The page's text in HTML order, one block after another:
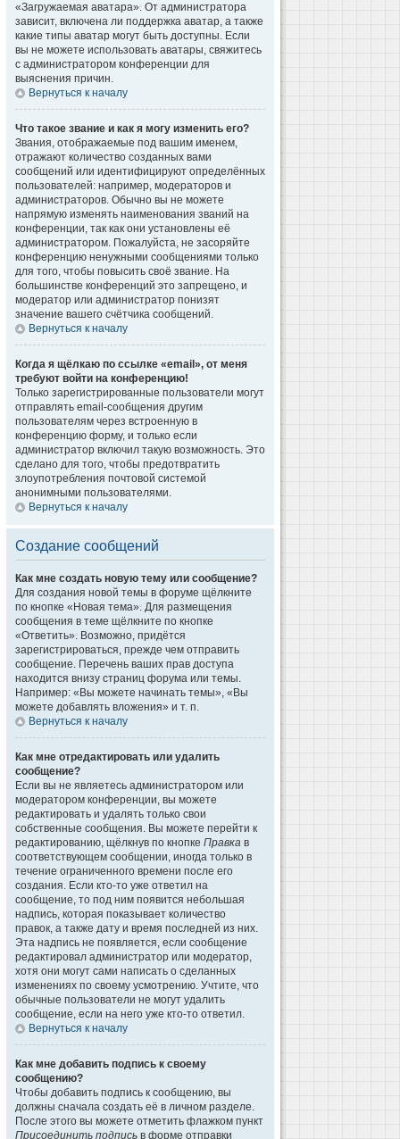
«Загружаемая аватара». От администратора
зависит, включена ли поддержка аватар, а также
какие типы аватар могут быть доступны. Если
вы не можете использовать аватары, свяжитесь
с администратором конференции для
выяснения причин.
Вернуться к началу
Что такое звание и как я могу изменить его?
Звания, отображаемые под вашим именем,
отражают количество созданных вами
сообщений или идентифицируют определённых
пользователей: например, модераторов и
администраторов. Обычно вы не можете
напрямую изменять наименования званий на
конференции, так как они установлены её
администратором. Пожалуйста, не засоряйте
конференцию ненужными сообщениями только
для того, чтобы повысить своё звание. На
большинстве конференций это запрещено, и
модератор или администратор понизят
значение вашего счётчика сообщений.
Вернуться к началу
Когда я щёлкаю по ссылке «email», от меня
требуют войти на конференцию!
Только зарегистрированные пользователи могут
отправлять email-сообщения другим
пользователям через встроенную в
конференцию форму, и только если
администратор включил такую возможность. Это
сделано для того, чтобы предотвратить
злоупотребления почтовой системой
анонимными пользователями.
Вернуться к началу
Создание сообщений
Как мне создать новую тему или сообщение?
Для создания новой темы в форуме щёлкните
по кнопке «Новая тема». Для размещения
сообщения в теме щёлкните по кнопке
«Ответить». Возможно, придётся
зарегистрироваться, прежде чем отправить
сообщение. Перечень ваших прав доступа
находится внизу страниц форума или темы.
Например: «Вы можете начинать темы», «Вы
можете добавлять вложения» и т. п.
Вернуться к началу
Как мне отредактировать или удалить
сообщение?
Если вы не являетесь администратором или
модератором конференции, вы можете
редактировать и удалять только свои
собственные сообщения. Вы можете перейти к
редактированию, щёлкнув по кнопке Правка в
соответствующем сообщении, иногда только в
течение ограниченного времени после его
создания. Если кто-то уже ответил на
сообщение, то под ним появится небольшая
надпись, которая показывает количество
правок, а также дату и время последней из них.
Эта надпись не появляется, если сообщение
редактировал администратор или модератор,
хотя они могут сами написать о сделанных
изменениях по своему усмотрению. Учтите, что
обычные пользователи не могут удалить
сообщение, если на него уже кто-то ответил.
Вернуться к началу
Как мне добавить подпись к своему
сообщению?
Чтобы добавить подпись к сообщению, вы
должны сначала создать её в личном разделе.
После этого вы можете отметить флажком пункт
Присоединить подпись в форме отправки